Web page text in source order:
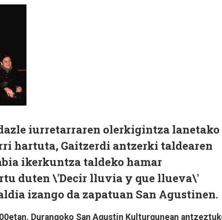
iurretarraren olerkigintza lanetako
hartuta, Gaitzerdi antzerki taldearen
ikerkuntza taldeko hamar
duten \'Decir lluvia y que llueva\'
izango da zapatuan San Agustinen.
Durangoko San Agustin Kulturgunean